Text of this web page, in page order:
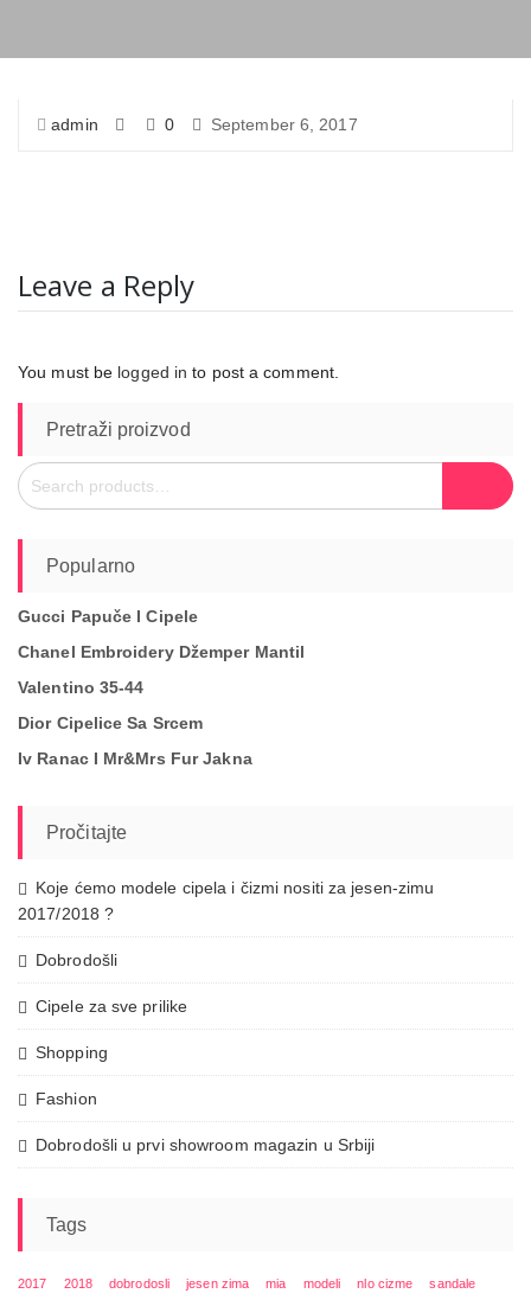
admin 0 September 6, 2017
Leave a Reply
You must be logged in to post a comment.
Pretraži proizvod
Search
for:
Popularno
Gucci Papuče I Cipele
Chanel Embroidery Džemper Mantil
Valentino 35-44
Dior Cipelice Sa Srcem
Iv Ranac I Mr&mrs Fur Jakna
Pročitajte
Koje ćemo modele cipela i čizmi nositi za jesen-zimu
2017/2018 ?
Dobrodošli
Cipele za sve prilike
Shopping
Fashion
Dobrodošli u prvi showroom magazin u Srbiji
Tags
2017 2018 dobrodosli jesen zima mia modeli nlo cizme sandale